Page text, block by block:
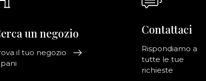
un negozio
il tuo negozio
Contattaci
Rispondiamo a
tutte le tue
richieste